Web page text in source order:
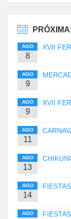
AGO
8
XVII
AGO
9
AGO
9
XVII
AGO
11
AGO
13
AGO
14
AGO